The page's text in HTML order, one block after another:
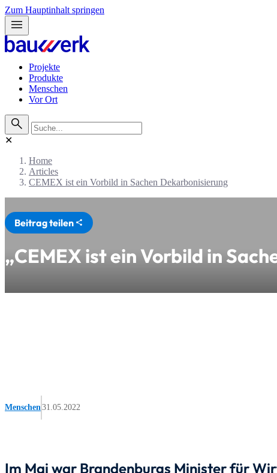
Zum Hauptinhalt springen
menu
Projekte
Produkte
Menschen
Vor Ort
search
✕
Home
Articles
CEMEX ist ein Vorbild in Sachen Dekarbonisierung
Beitrag teilen share
„CEMEX ist ein Vorbild in
Menschen31.05.2022
Im Mai war Brandenburgs Minister für